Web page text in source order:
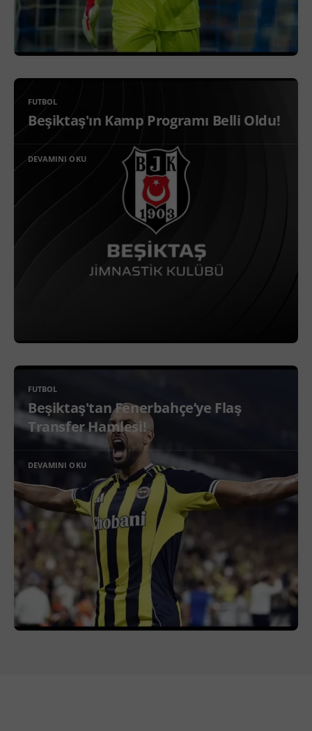
FUTBOL
Beşiktaş'ın Kamp Programı Belli Oldu!
DEVAMINI OKU
FUTBOL
Beşiktaş'tan Fenerbahçe’ye Flaş
Transfer Hamlesi!
DEVAMINI OKU